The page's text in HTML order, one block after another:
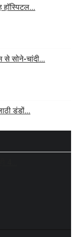
हॉस्पिटल...
से सोने-चांदी...
डंडों...